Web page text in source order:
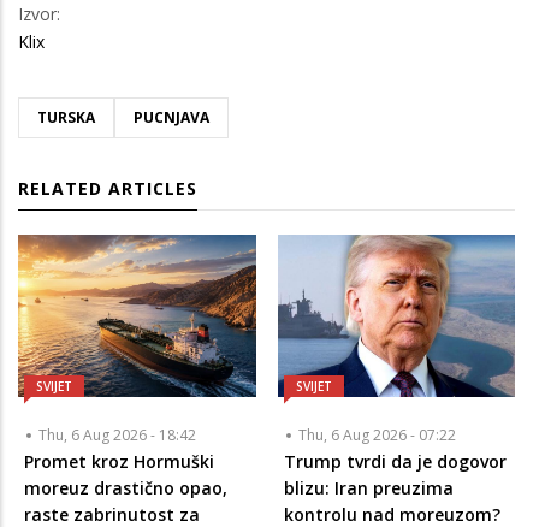
Izvor:
Klix
TURSKA PUCNJAVA
RELATED ARTICLES
SVIJET
Thu, 6 Aug 2026 - 18:42
Promet kroz Hormuški
moreuz drastično opao,
raste zabrinutost za
SVIJET
Thu, 6 Aug 2026 - 07:22
Trump tvrdi da je dogovor
blizu: Iran preuzima
kontrolu nad moreuzom?